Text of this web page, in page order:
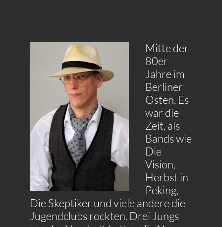
Mitte der
80er
Jahre im
Berliner
Osten. Es
war die
Zeit, als
Bands wie
Die
Vision,
Herbst in
Peking,
Die Skeptiker und viele andere die
Jugendclubs rockten. Drei Jungs